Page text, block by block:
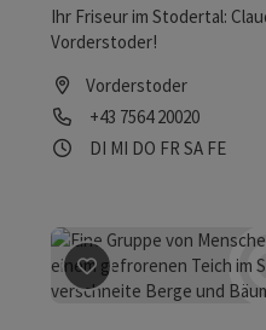
Ihr Friseur im Stodertal:
Vorderstoder!
Vorderstoder
Telefon
+43 7564 20020
Öffnungszeiten
DI Dienstag geöffnet
MI Mittwoch geöffnet
DO Donnerstag
FR Freitag
SA FE
Beitrag merken: